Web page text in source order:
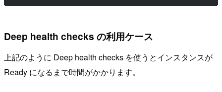
Deep health checks の利用ケース
上記のように Deep health checks を使うとインスタンスが
Ready になるまで時間がかかります。